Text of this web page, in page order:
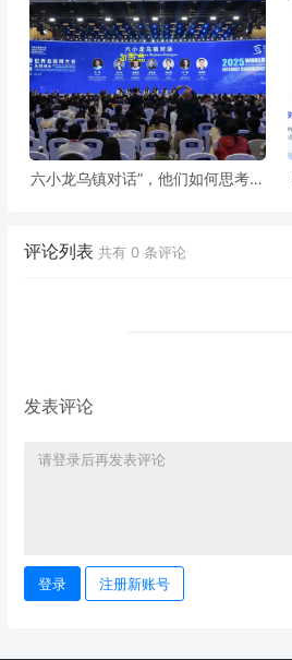
六小龙乌镇对话”，他们如何思考AI
评论列表 共有 0 条评论
发表评论
登录 注册新账号